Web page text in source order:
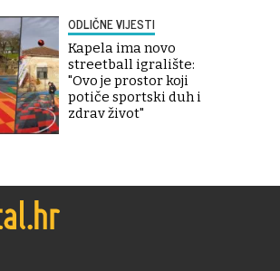
ODLIČNE VIJESTI
Kapela ima novo
streetball igralište:
"Ovo je prostor koji
potiče sportski duh i
zdrav život"